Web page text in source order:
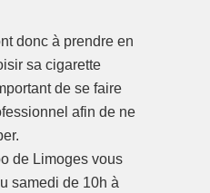
donc à prendre en
sa cigarette
de se faire
afin de ne
de Limoges vous
samedi de 10h à